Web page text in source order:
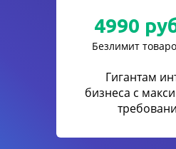
4990
Безлимит
Гигантам
бизнеса с